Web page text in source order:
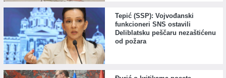
Tepić (SSP): Vojvođanski
funkcioneri SNS ostavili
Deliblatsku peščaru nezaštićenu
od požara